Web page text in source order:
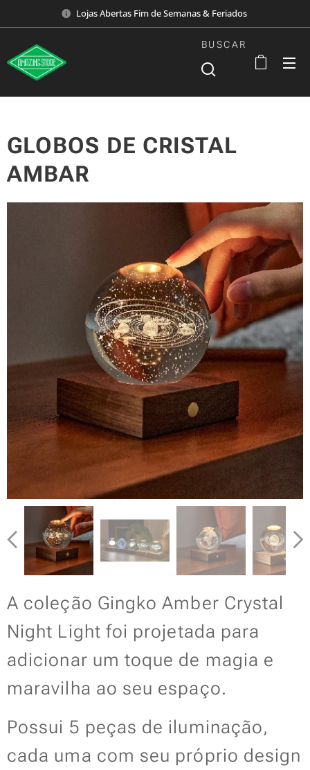
Lojas Abertas Fim de Semanas & Feriados
BUSCAR
GLOBOS DE CRISTAL
AMBAR
A coleção Gingko Amber Crystal
Night Light foi projetada para
adicionar um toque de magia e
maravilha ao seu espaço.
Possui 5 peças de iluminação,
cada uma com seu próprio design